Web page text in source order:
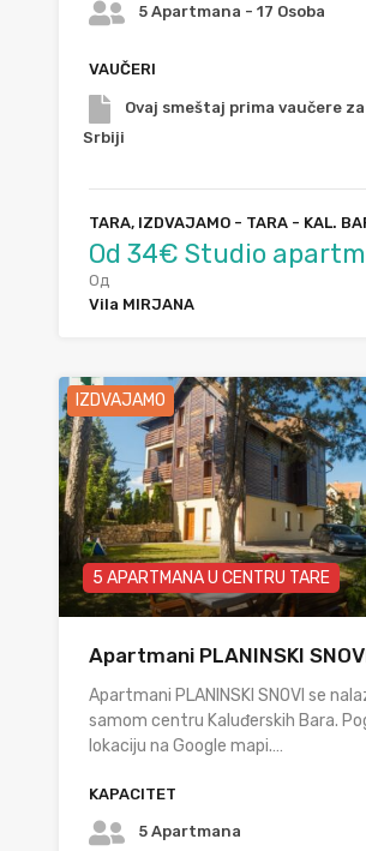
5 Apartmana - 17 Osoba
VAUČERI
Ovaj smeštaj prima vaučere
Srbiji
TARA, IZDVAJAMO - TARA - KAL.
Od 34€ Studio
Од
Vila MIRJANA
IZDVAJAMO
5 APARTMANA U CENTRU TARE
Apartmani PLANINSKI
Apartmani PLANINSKI SNOVI se
samom centru Kaluđerskih Bara.
lokaciju na Google mapi.…
KAPACITET
5 Apartmana